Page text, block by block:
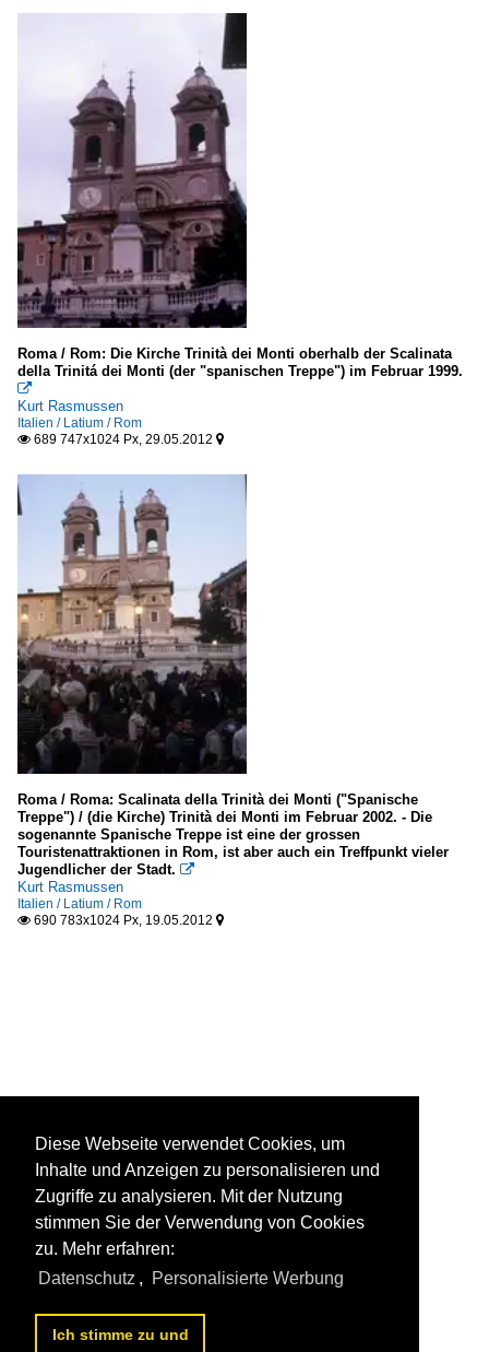
Roma / Rom: Die Kirche Trinità dei Monti oberhalb der Scalinata
della Trinitá dei Monti (der "spanischen Treppe") im Februar 1999.

Kurt Rasmussen
Italien / Latium / Rom
 689 747x1024 Px, 29.05.2012 
Roma / Roma: Scalinata della Trinità dei Monti ("Spanische
Treppe") / (die Kirche) Trinità dei Monti im Februar 2002. - Die
sogenannte Spanische Treppe ist eine der grossen
Touristenattraktionen in Rom, ist aber auch ein Treffpunkt vieler
Jugendlicher der Stadt. 
Kurt Rasmussen
Italien / Latium / Rom
 690 783x1024 Px, 19.05.2012 
Diese Webseite verwendet Cookies, um
Inhalte und Anzeigen zu personalisieren und
Zugriffe zu analysieren. Mit der Nutzung
stimmen Sie der Verwendung von Cookies
zu. Mehr erfahren:
Datenschutz , Personalisierte Werbung
Ich stimme zu und